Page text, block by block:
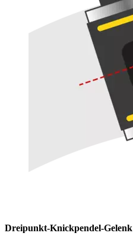
Dreipunkt-Knickpendel-Gelenk